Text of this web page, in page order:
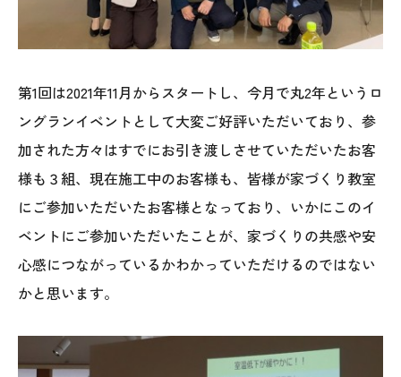
採用情報
協力会社の皆様へ
住まいのなんでも相談
移住と暮らし相談
お問い合わせ
第1回は2021年11月からスタートし、今月で丸2年というロ
ングランイベントとして大変ご好評いただいており、参
加された方々はすでにお引き渡しさせていただいたお客
様も３組、現在施工中のお客様も、皆様が家づくり教室
にご参加いただいたお客様となっており、いかにこのイ
ベントにご参加いただいたことが、家づくりの共感や安
心感につながっているかわかっていただけるのではない
かと思います。